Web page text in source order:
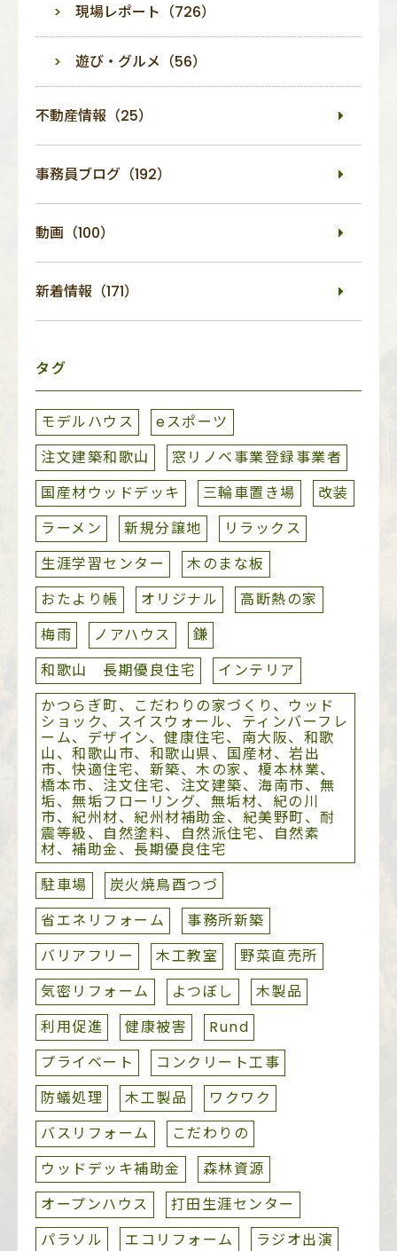
現場レポート（726）
遊び・グルメ（56）
不動産情報（25）
事務員ブログ（192）
動画（100）
新着情報（171）
タグ
モデルハウス
eスポーツ
注文建築和歌山
窓リノベ事業登録事業者
国産材ウッドデッキ
三輪車置き場
改装
ラーメン
新規分譲地
リラックス
生涯学習センター
木のまな板
おたより帳
オリジナル
高断熱の家
梅雨
ノアハウス
鎌
和歌山 長期優良住宅
インテリア
かつらぎ町、こだわりの家づくり、ウッド
ショック、スイスウォール、ティンバーフレ
ーム、デザイン、健康住宅、南大阪、和歌
山、和歌山市、和歌山県、国産材、岩出
市、快適住宅、新築、木の家、榎本林業、
橋本市、注文住宅、注文建築、海南市、無
垢、無垢フローリング、無垢材、紀の川
市、紀州材、紀州材補助金、紀美野町、耐
震等級、自然塗料、自然派住宅、自然素
材、補助金、長期優良住宅
駐車場
炭火焼鳥酉つづ
省エネリフォーム
事務所新築
バリアフリー
木工教室
野菜直売所
気密リフォーム
よつぼし
木製品
利用促進
健康被害
Rund
プライベート
コンクリート工事
防蟻処理
木工製品
ワクワク
バスリフォーム
こだわりの
ウッドデッキ補助金
森林資源
オープンハウス
打田生涯センター
パラソル
エコリフォーム
ラジオ出演